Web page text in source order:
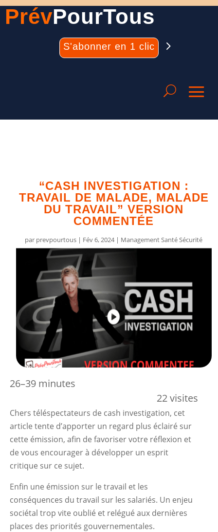
PrévPourTous
S'abonner en 1 clic
“CASH INVESTIGATION :
TRAVAIL DE MALADE, MALADE
DU TRAVAIL” VERSION
COMMENTÉE
par prevpourtous | Fév 6, 2024| Management Santé Sécurité
26–39 minutes
22 visites
Chers téléspectateurs de cash investigation, cet
article tente d’apporter un regard plus éclairé sur
cette émission, afin de favoriser votre réflexion et
de vous encourager à développer un esprit
critique sur ce sujet.
Enfin une émission sur le travail et les
conséquences du travail sur les salariés. Un enjeu
sociétal trop vite oublié et relégué aux dernières
places des priorités gouvernementales.